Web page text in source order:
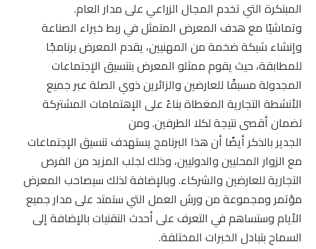
المبتكرة التي تخدم المجال الزراعي على مدار العام.
وتماشيًا مع هدف المعرض المتمثل في ربط خبراء الصناعة
وإنشاء شبكة ضخمة من المهنيين، يقدم المعرض برنامجًا
للمطابقة، حيث يقوم ممثلو المعرض بتنسيق الإجتماعات
المجدولة مسبقًا للعارضين والزائرين ذوي الصلة عبر جميع
الأنشطة التجارية المغطاة بناءً على الإهتمامات المشتركة
لضمان أقصى نتيجة لكلا الطرفين. ومن
الجدير بالذكر أيضًا أن هذا البرنامج يستهدف تنسيق الإجتماعات
مع الزوار المحليين والدوليين، وذلك لجلب المزيد من الفرص
التجارية للعارضين والشركاء. وبالإضافة لذلك سيصاحب المعرض
مؤتمر ومجموعة من ورش العمل التي ستمتد على مدار جميع
الأيام وستساهم في التعرف على أحدث التقنيات بالإضافة إلى
السماح بتبادل الخبرات المختلفة.